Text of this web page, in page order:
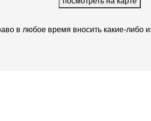
в любое время вносить какие-либо